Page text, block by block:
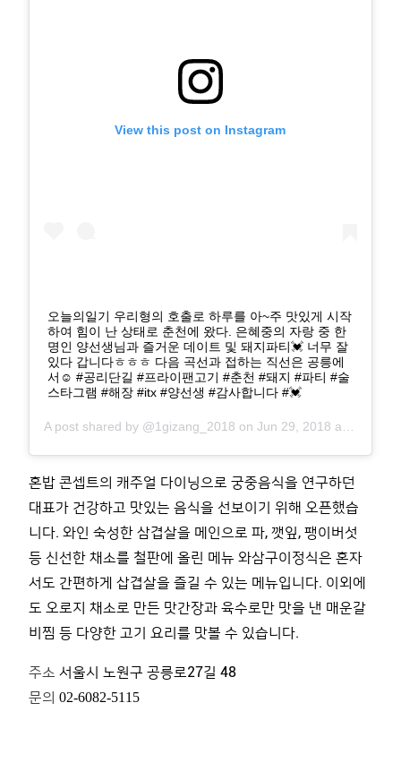
View this post on Instagram
오늘의일기 우리형의 호출로 하루를 아~주 맛있게 시작
하여 힘이 난 상태로 춘천에 왔다. 은혜중의 자랑 중 한
명인 양선생님과 즐거운 데이트 및 돼지파티💓 너무 잘
있다 갑니다ㅎㅎㅎ 다음 곡선과 접하는 직선은 공릉에
서☺️ #공리단길 #프라이팬고기 #춘천 #돼지 #파티 #술
스타그램 #해장 #itx #양선생 #감사합니다 #💓
A post shared by @1gizang_2018 onJun 29, 2018 at 9:51pm PDT
혼밥 콘셉트의 캐주얼 다이닝으로 궁중음식을 연구하던
대표가 건강하고 맛있는 음식을 선보이기 위해 오픈했습
니다.와인 숙성한 삼겹살을 메인으로 파,깻잎,팽이버섯
등 신선한 채소를 철판에 올린 메뉴 와삼구이정식은 혼자
서도 간편하게 삽겹살을 즐길 수 있는 메뉴입니다. 이외에
도 오로지 채소로 만든 맛간장과 육수로만 맛을 낸 매운갈
비찜 등 다양한 고기 요리를 맛볼 수 있습니다.
주소서울시 노원구 공릉로27길 48
문의02-6082-5115